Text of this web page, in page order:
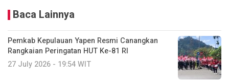
Baca Lainnya
Pemkab Kepulauan Yapen Resmi Canangkan
Rangkaian Peringatan HUT Ke-81 RI
27 July 2026 - 19:54 WIT